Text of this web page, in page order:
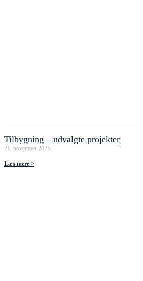
Tilbygning – udvalgte projekter
21. november 2025
Læs mere >